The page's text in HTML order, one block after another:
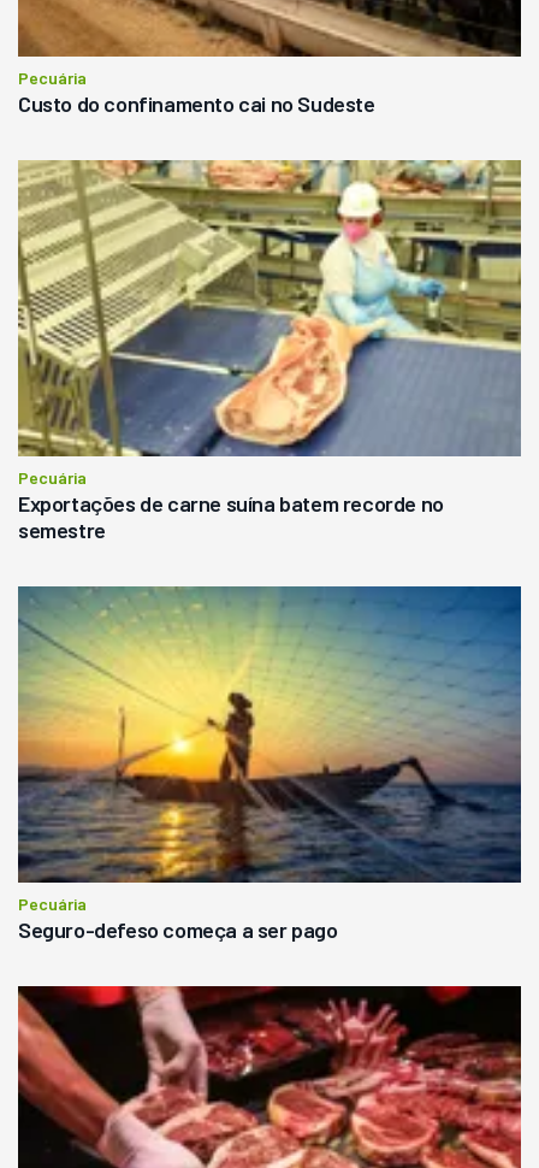
Pecuária
Custo do confinamento cai no Sudeste
Pecuária
Exportações de carne suína batem recorde no
semestre
Pecuária
Seguro-defeso começa a ser pago